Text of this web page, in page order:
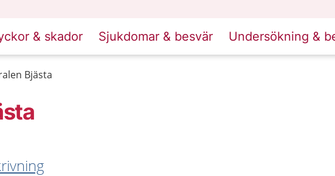
& skador Sjukdomar & besvär Undersökning &
Bjästa